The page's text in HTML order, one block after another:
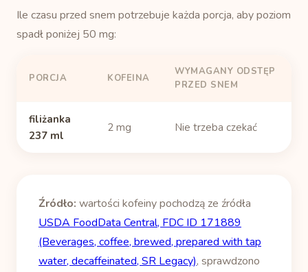
Ile czasu przed snem potrzebuje każda porcja, aby poziom
spadł poniżej 50 mg:
PORCJA KOFEINA
WYMAGANY ODSTĘP
PRZED SNEM
filiżanka
237 ml
2 mg Nie trzeba czekać
Źródło: wartości kofeiny pochodzą ze źródła
USDA FoodData Central, FDC ID 171889
(Beverages, coffee, brewed, prepared with tap
water, decaffeinated, SR Legacy), sprawdzono